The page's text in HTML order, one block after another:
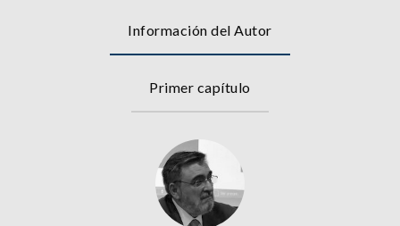
Información del Autor
Primer capítulo